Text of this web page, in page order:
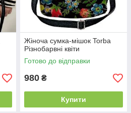
Жіноча сумка-мішок Torba
Різнобарвні квіти
Готово до відправки
980 ₴
Купити